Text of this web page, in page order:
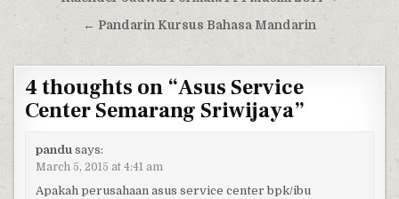
← Pandarin Kursus Bahasa Mandarin
4 thoughts on “Asus Service
Center Semarang Sriwijaya”
pandu says:
March 5, 2015 at 4:41 am
Apakah perusahaan asus service center bpk/ibu